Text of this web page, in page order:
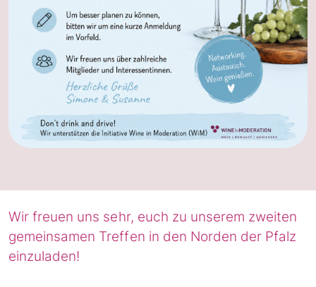
Wir freuen uns sehr, euch zu unserem zweiten
gemeinsamen Treffen in den Norden der Pfalz
einzuladen!